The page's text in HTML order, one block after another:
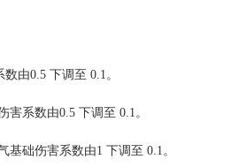
由0.5 下调至 0.1。
害系数由0.5 下调至 0.1。
基础伤害系数由1 下调至 0.1。